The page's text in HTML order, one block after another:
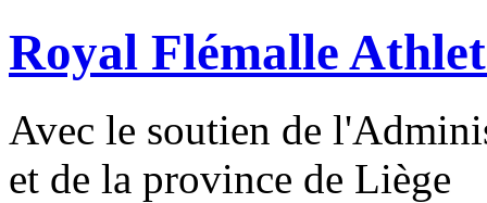
Royal Flémalle
Avec le soutien de
et de la province de Liège